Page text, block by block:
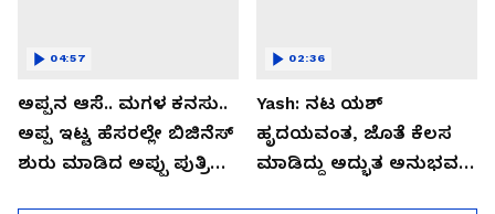
ಅಪ್ಪನ ಆಸೆ.. ಮಗಳ ಕನಸು..
ಅಪ್ಪ ಇಟ್ಟ ಹೆಸರಲ್ಲೇ ಬಿಜಿನೆಸ್​
ಶುರು ಮಾಡಿದ ಅಪ್ಪು ಪುತ್ರಿ
04:57
Yash: ನಟ ಯಶ್​
ಹೃದಯವಂತ, ಜೊತೆ ಕೆಲಸ
ಮಾಡಿದ್ದು ಅದ್ಭುತ ಅನುಭವ:
02:36